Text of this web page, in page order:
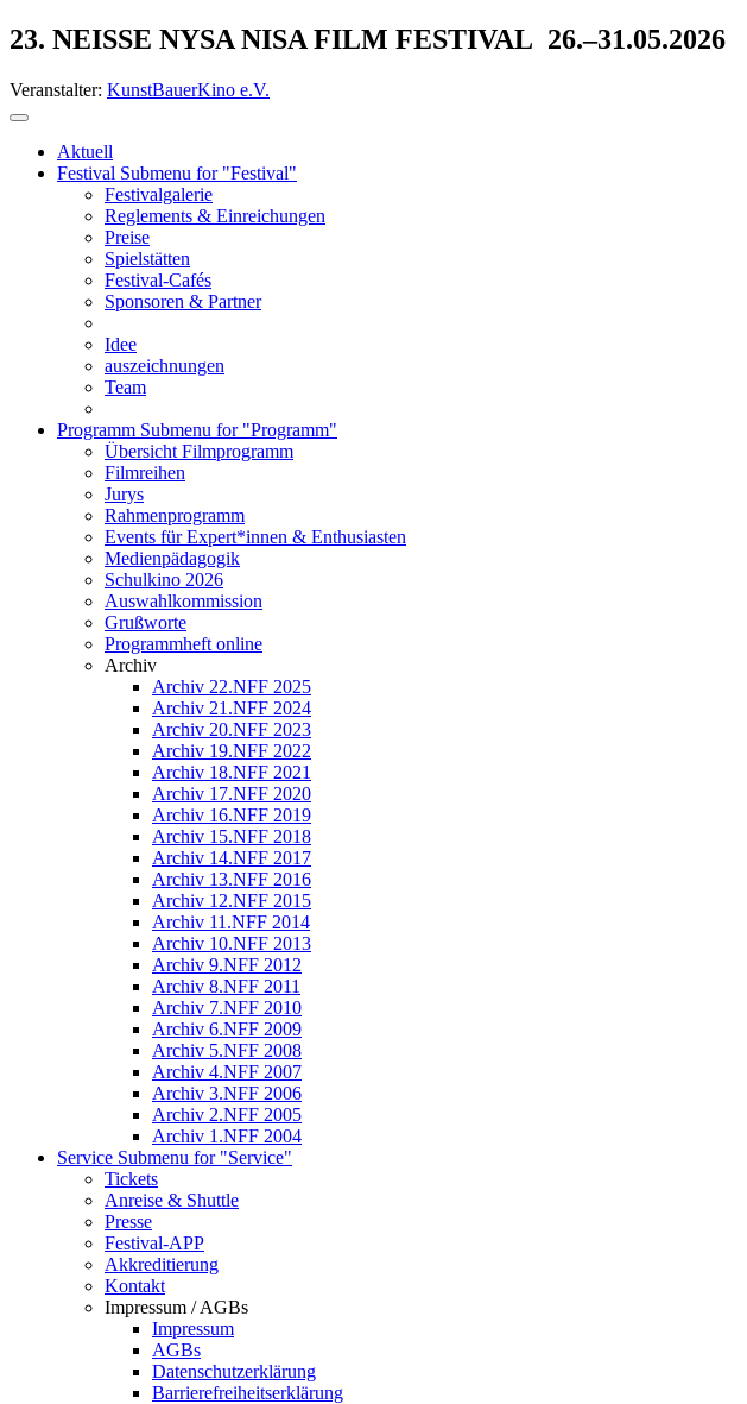
23. NEISSE NYSA NISA FILM FESTIVAL 26.–31.05.2026
Veranstalter: KunstBauerKino e.V.
Aktuell
Festival Submenu for "Festival"
Festivalgalerie
Reglements & Einreichungen
Preise
Spielstätten
Festival-Cafés
Sponsoren & Partner
Idee
auszeichnungen
Team
Programm Submenu for "Programm"
Übersicht Filmprogramm
Filmreihen
Jurys
Rahmenprogramm
Events für Expert*innen & Enthusiasten
Medienpädagogik
Schulkino 2026
Auswahlkommission
Grußworte
Programmheft online
Archiv
Archiv 22.NFF 2025
Archiv 21.NFF 2024
Archiv 20.NFF 2023
Archiv 19.NFF 2022
Archiv 18.NFF 2021
Archiv 17.NFF 2020
Archiv 16.NFF 2019
Archiv 15.NFF 2018
Archiv 14.NFF 2017
Archiv 13.NFF 2016
Archiv 12.NFF 2015
Archiv 11.NFF 2014
Archiv 10.NFF 2013
Archiv 9.NFF 2012
Archiv 8.NFF 2011
Archiv 7.NFF 2010
Archiv 6.NFF 2009
Archiv 5.NFF 2008
Archiv 4.NFF 2007
Archiv 3.NFF 2006
Archiv 2.NFF 2005
Archiv 1.NFF 2004
Service Submenu for "Service"
Tickets
Anreise & Shuttle
Presse
Festival-APP
Akkreditierung
Kontakt
Impressum / AGBs
Impressum
AGBs
Datenschutzerklärung
Barrierefreiheitserklärung